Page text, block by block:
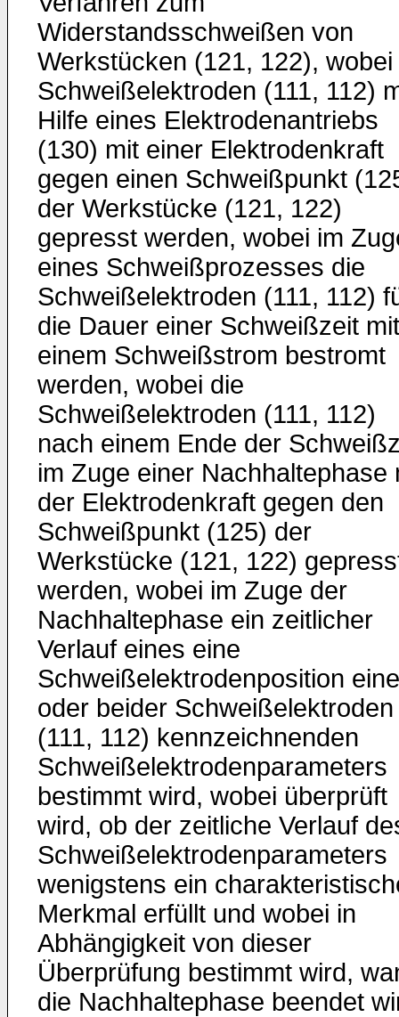
Widerstandsschweißen von
Werkstücken (121, 122), wobei
Schweißelektroden (111, 112)
Hilfe eines Elektrodenantriebs
(130) mit einer Elektrodenkraft
gegen einen Schweißpunkt
der Werkstücke (121, 122)
gepresst werden, wobei im
eines Schweißprozesses die
Schweißelektroden (111, 112)
die Dauer einer Schweißzeit mit
einem Schweißstrom bestromt
werden, wobei die
Schweißelektroden (111, 112)
nach einem Ende der
im Zuge einer Nachhaltephase
der Elektrodenkraft gegen den
Schweißpunkt (125) der
Werkstücke (121, 122)
werden, wobei im Zuge der
Nachhaltephase ein zeitlicher
Verlauf eines eine
Schweißelektrodenposition
oder beider Schweißelektroden
(111, 112) kennzeichnenden
Schweißelektrodenparameters
bestimmt wird, wobei überprüft
wird, ob der zeitliche Verlauf
Schweißelektrodenparameters
wenigstens ein
Merkmal erfüllt und wobei in
Abhängigkeit von dieser
Überprüfung bestimmt wird,
die Nachhaltephase beendet